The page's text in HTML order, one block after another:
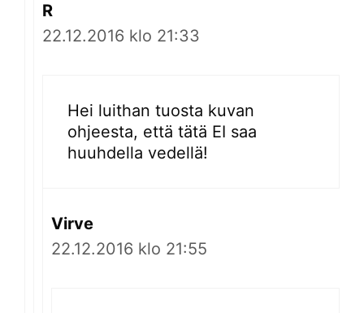
R
22.12.2016 klo 21:33
Hei luithan tuosta kuvan
ohjeesta, että tätä EI saa
huuhdella vedellä!
Virve
22.12.2016 klo 21:55